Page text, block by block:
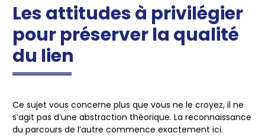
Les attitudes à privilégier
pour préserver la qualité
du lien
Ce sujet vous concerne plus que vous ne le croyez, il ne
s’agit pas d’une abstraction théorique. La reconnaissance
du parcours de l’autre commence exactement ici.